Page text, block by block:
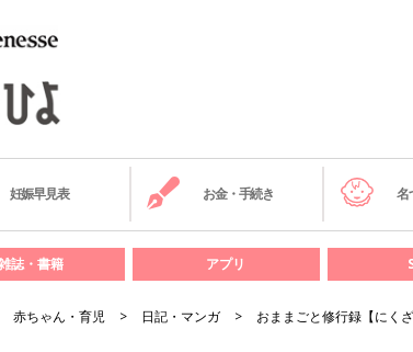
妊娠早見表 お金・手続き 名
誌・書籍 アプリ
赤ちゃん・育児 日記・マンガ おままごと修行録【にく